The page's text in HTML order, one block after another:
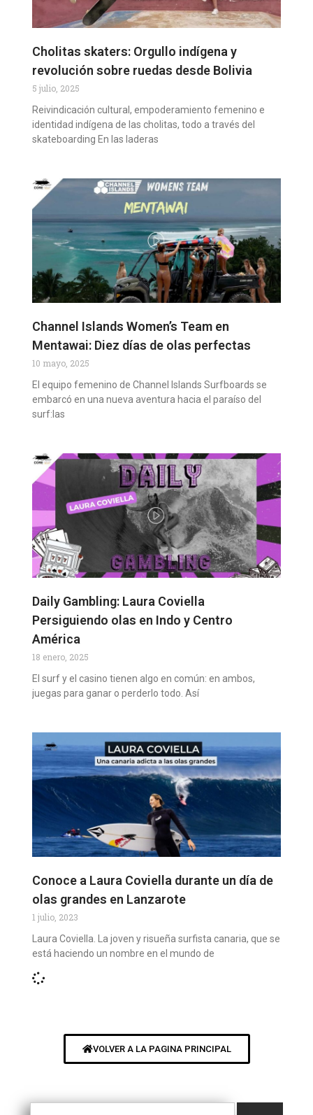
Cholitas skaters: Orgullo indígena y
revolución sobre ruedas desde Bolivia
5 julio, 2025
Reivindicación cultural, empoderamiento femenino e
identidad indígena de las cholitas, todo a través del
skateboarding En las laderas
Channel Islands Women’s Team en
Mentawai: Diez días de olas perfectas
10 mayo, 2025
El equipo femenino de Channel Islands Surfboards se
embarcó en una nueva aventura hacia el paraíso del
surf:las
Daily Gambling: Laura Coviella
Persiguiendo olas en Indo y Centro
América
18 enero, 2025
El surf y el casino tienen algo en común: en ambos,
juegas para ganar o perderlo todo. Así
Conoce a Laura Coviella durante un día de
olas grandes en Lanzarote
1 julio, 2023
Laura Coviella. La joven y risueña surfista canaria, que se
está haciendo un nombre en el mundo de
VOLVER A LA PAGINA PRINCIPAL